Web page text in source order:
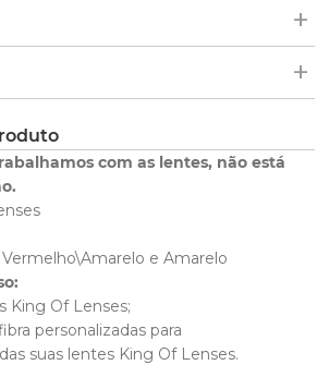
as borrachas ficam em cima.
ajuda dos nossos especialistas.
enviados geralmente de 2 a 5 dias
de entrega no fechamento do
+
lente King OF Lenses você tem 1
para qualquer defeito de
nossa garantia completa.
+
nossa Central de Ajuda.
com as lentes, não está
Vermelho\Amarelo e Amarelo
King Of Lenses;
personalizadas para
suas lentes King Of Lenses.